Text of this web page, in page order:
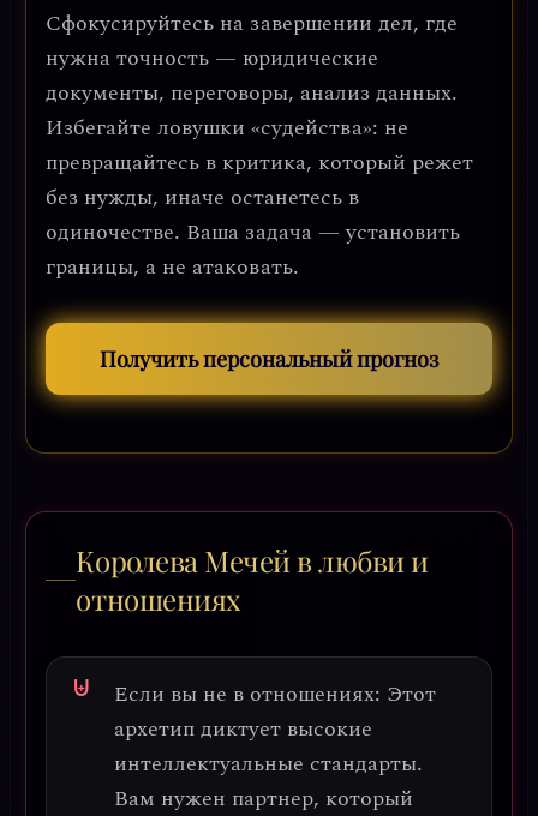
Сфокусируйтесь на завершении дел, где
нужна точность — юридические
документы, переговоры, анализ данных.
Избегайте ловушки «судейства»: не
превращайтесь в критика, который режет
без нужды, иначе останетесь в
одиночестве. Ваша задача — установить
границы, а не атаковать.
Получить персональный прогноз
Королева Мечей в любви и
отношениях
Если вы не в отношениях: Этот
архетип диктует высокие
интеллектуальные стандарты.
Вам нужен партнер, который